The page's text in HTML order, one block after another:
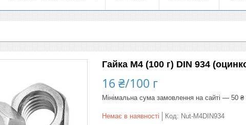
Гайка М4 (100 г) DIN 934
16 ₴/100 г
Мінімальна сума замовлення на сайті — 50 ₴
Немає в наявності Код: Nut-M4DIN934